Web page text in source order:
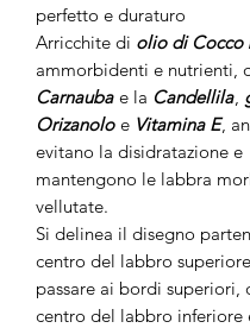
perfetto e duraturo
Arricchite di olio di Cocco
ammorbidenti e nutrienti,
Carnauba e la Candellila
Orizanolo e Vitamina E,
evitano la disidratazione e
mantengono le labbra
vellutate.
Si delinea il disegno
centro del labbro
passare ai bordi superiori,
centro del labbro inferiore